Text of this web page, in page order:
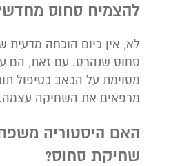
להצמיח סחוס מחדש
לא, אין כיום הוכחה מדעית
סחוס שנהרס. עם זאת, הם
מסוימת על הכאב כטיפול
מרפאים את השחיקה עצמה.
האם היסטוריה
שחיקת סחוס?